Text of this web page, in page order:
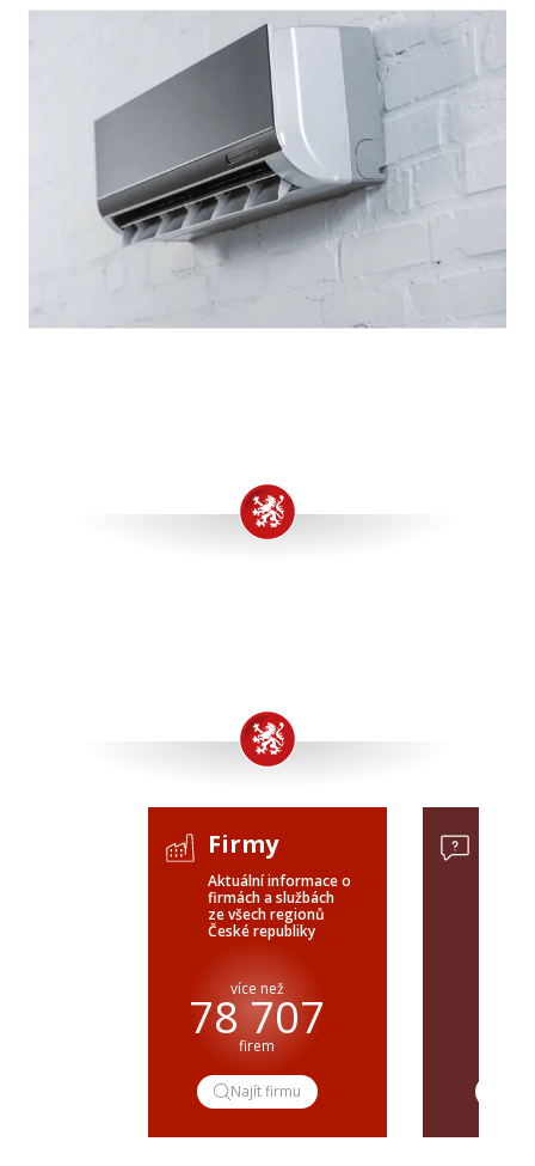
Firmy
Aktuální informace o
firmách a službách
ze všech regionů
České republiky
více než
78 707
firem
Najít firmu